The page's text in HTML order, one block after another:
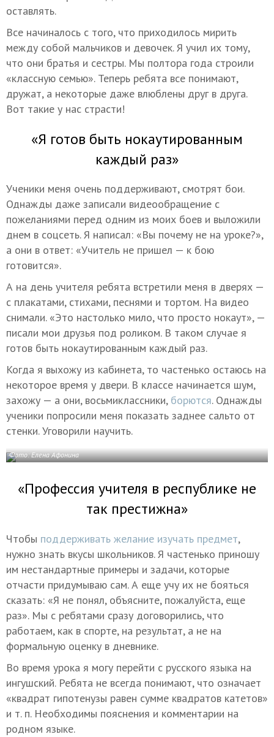
оставлять.
Все начиналось с того, что приходилось мирить
между собой мальчиков и девочек. Я учил их тому,
что они братья и сестры. Мы полтора года строили
«классную семью». Теперь ребята все понимают,
дружат, а некоторые даже влюблены друг в друга.
Вот такие у нас страсти!
«Я готов быть нокаутированным
каждый раз»
Ученики меня очень поддерживают, смотрят бои.
Однажды даже записали видеообращение с
пожеланиями перед одним из моих боев и выложили
днем в соцсеть. Я написал: «Вы почему не на уроке?»,
а они в ответ: «Учитель не пришел — к бою
готовится».
А на день учителя ребята встретили меня в дверях —
с плакатами, стихами, песнями и тортом. На видео
снимали. «Это настолько мило, что просто нокаут», —
писали мои друзья под роликом. В таком случае я
готов быть нокаутированным каждый раз.
Когда я выхожу из кабинета, то частенько остаюсь на
некоторое время у двери. В классе начинается шум,
захожу — а они, восьмиклассники, борются. Однажды
ученики попросили меня показать заднее сальто от
стенки. Уговорили научить.
Фото: Елена Афонина
«Профессия учителя в республике не
так престижна»
Чтобы поддерживать желание изучать предмет,
нужно знать вкусы школьников. Я частенько приношу
им нестандартные примеры и задачи, которые
отчасти придумываю сам. А еще учу их не бояться
сказать: «Я не понял, объясните, пожалуйста, еще
раз». Мы с ребятами сразу договорились, что
работаем, как в спорте, на результат, а не на
формальную оценку в дневнике.
Во время урока я могу перейти с русского языка на
ингушский. Ребята не всегда понимают, что означает
«квадрат гипотенузы равен сумме квадратов катетов»
и т. п.Необходимы пояснения и комментарии на
родном языке.